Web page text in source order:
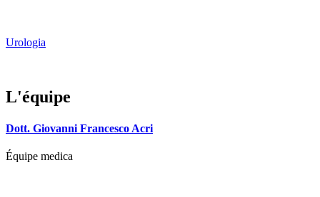
Urologia
L'équipe
Dott. Giovanni Francesco Acri
Équipe medica